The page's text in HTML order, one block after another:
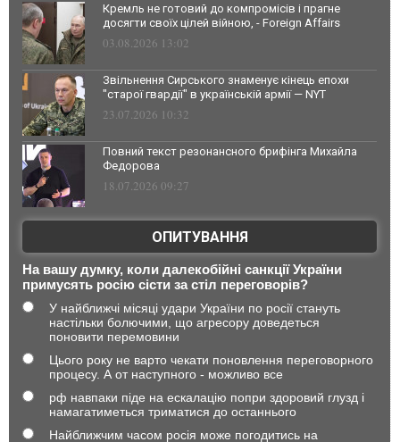
Кремль не готовий до компромісів і прагне
досягти своїх цілей війною, - Foreign Affairs
03.08.2026 13:02
Звільнення Сирського знаменує кінець епохи
"старої гвардії" в українській армії — NYT
23.07.2026 10:32
Повний текст резонансного брифінга Михайла
Федорова
18.07.2026 09:27
ОПИТУВАННЯ
На вашу думку, коли далекобійні санкції України
примусять росію сісти за стіл переговорів?
У найближчі місяці удари України по росії стануть
настільки болючими, що агресору доведеться
поновити перемовини
Цього року не варто чекати поновлення переговорного
процесу. А от наступного - можливо все
рф навпаки піде на ескалацію попри здоровий глузд і
намагатиметься триматися до останнього
Найближчим часом росія може погодитись на